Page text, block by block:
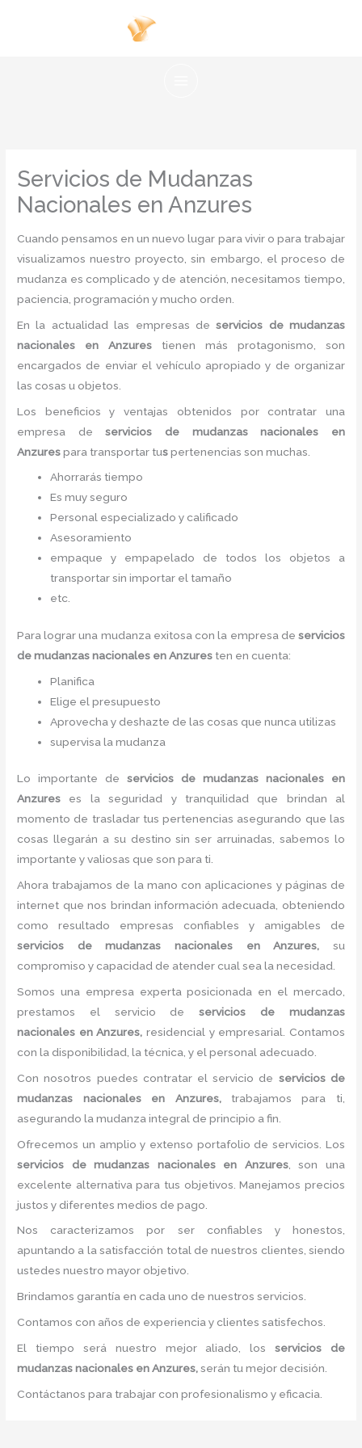
Servicios de Mudanzas
Nacionales en Anzures
Cuando pensamos en un nuevo lugar para vivir o para trabajar
visualizamos nuestro proyecto, sin embargo, el proceso de
mudanza es complicado y de atención, necesitamos tiempo,
paciencia, programación y mucho orden.
En la actualidad las empresas deservicios de mudanzas
nacionales en Anzures tienen más protagonismo, son
encargados de enviar el vehículo apropiado y de organizar
las cosas u objetos.
Los beneficios y ventajas obtenidos por contratar una
empresa deservicios de mudanzas nacionales en
Anzurespara transportar tuspertenencias son muchas.
Ahorrarás tiempo
Es muy seguro
Personal especializado y calificado
Asesoramiento
empaque y empapelado de todos los objetos a
transportar sin importar el tamaño
etc.
Para lograr una mudanza exitosa con la empresa de servicios
de mudanzas nacionales en Anzures ten en cuenta:
Planifica
Elige el presupuesto
Aprovecha y deshazte de las cosas que nunca utilizas
supervisa la mudanza
Lo importante deservicios de mudanzas nacionalesen
Anzures es la seguridad y tranquilidad que brindan al
momento de trasladar tus pertenencias asegurando que las
cosas llegarán a su destino sin ser arruinadas, sabemos lo
importante y valiosas que son para ti.
Ahora trabajamos de la mano con aplicaciones y páginas de
internet que nos brindan información adecuada, obteniendo
como resultado empresas confiables y amigables de
servicios de mudanzas nacionales
en Anzures, su
compromiso y capacidad de atender cual sea la necesidad.
Somos una empresa experta posicionada en el mercado,
prestamos el servicio deservicios de mudanzas
nacionales en Anzures, residencial y empresarial. Contamos
con la disponibilidad, la técnica, y el personal adecuado.
Con nosotros puedes contratar el servicio de servicios de
mudanzas nacionales
en Anzures, trabajamos para ti,
asegurando la mudanza integral de principio a fin.
Ofrecemos un amplio y extenso portafolio de servicios. Los
servicios de mudanzas nacionalesen Anzures, son una
excelente alternativa para tus objetivos. Manejamos precios
justos y diferentes medios de pago.
Nos caracterizamos por ser confiables y honestos,
apuntando a la satisfacción total de nuestros clientes, siendo
ustedes nuestro mayor objetivo.
Brindamos garantía en cada uno de nuestros servicios.
Contamos con años de experiencia y clientes satisfechos.
El tiempo será nuestro mejor aliado, losservicios de
mudanzas nacionales en Anzures,serán tu mejor decisión.
Contáctanos para trabajar con profesionalismo y eficacia.